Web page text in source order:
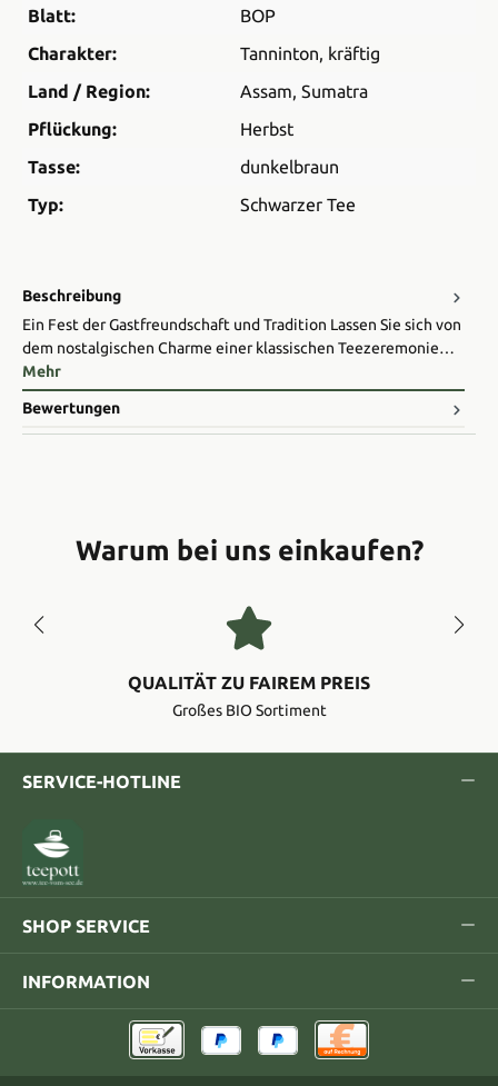
Blatt:
BOP
Charakter:
Tanninton, kräftig
Land / Region:
Assam, Sumatra
Pflückung:
Herbst
Tasse:
dunkelbraun
Typ:
Schwarzer Tee
Beschreibung
Ein Fest der Gastfreundschaft und Tradition Lassen Sie sich von
dem nostalgischen Charme einer klassischen Teezeremonie…
Mehr
Bewertungen
Warum bei uns einkaufen?
QUALITÄT ZU FAIREM PREIS
Großes BIO Sortiment
SERVICE-HOTLINE
SHOP SERVICE
INFORMATION